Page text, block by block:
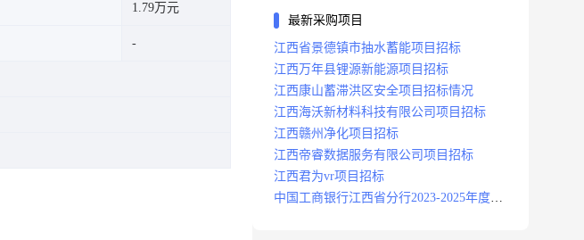
1.79万元
最新采购项目
江西省景德镇市抽水蓄能项目招标
江西万年县锂源新能源项目招标
江西康山蓄滞洪区安全项目招标情况
江西海沃新材料科技有限公司项目招标
江西赣州净化项目招标
江西帝睿数据服务有限公司项目招标
江西君为vr项目招标
中国工商银行江西省分行2023-2025年度补